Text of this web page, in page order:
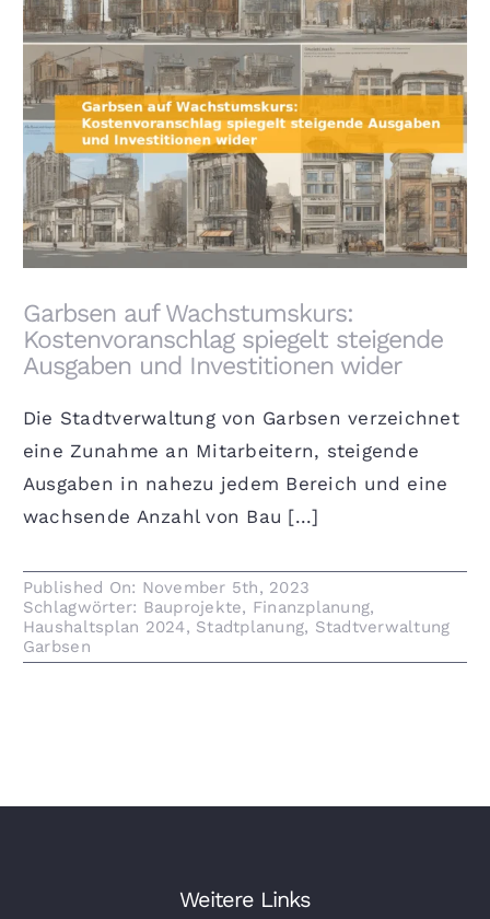
Garbsen auf Wachstumskurs: Kostenvoranschlag
spiegelt steigende Ausgaben und Investitionen
wider
Garbsen auf Wachstumskurs:
Kostenvoranschlag spiegelt steigende
Ausgaben und Investitionen wider
Die Stadtverwaltung von Garbsen verzeichnet
eine Zunahme an Mitarbeitern, steigende
Ausgaben in nahezu jedem Bereich und eine
wachsende Anzahl von Bau [...]
Published On: November 5th, 2023
Schlagwörter: Bauprojekte, Finanzplanung,
Haushaltsplan 2024, Stadtplanung, Stadtverwaltung
Garbsen
Weitere Links